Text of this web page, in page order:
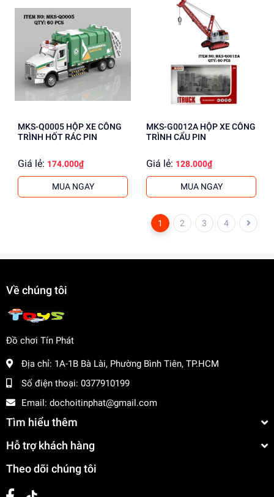
MKS-Q0005 HỘP XE CÔNG
TRÌNH HỐT RÁC PIN
Giá lẻ: 174.000₫
MUA NGAY
MKS-G0012A HỘP XE CÔNG
TRÌNH CẨU PIN
Giá lẻ: 128.000₫
MUA NGAY
1 2 3 4
Về chúng tôi
Đồ chơi Tín Phát
Địa chỉ: 1A-1B Bà Lài, Phường Bình Tiên, TP.HCM
Số điện thoại: 0377910199
Email: dochoitinphat@gmail.com
Tìm hiểu thêm
Hỗ trợ khách hàng
Theo dõi chúng tôi